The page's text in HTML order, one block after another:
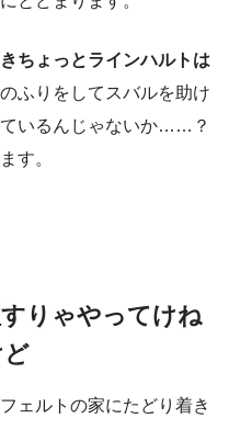
ちょっとラインハルトは
ふりをしてスバルを助け
いるんじゃないか……？
す。
りゃやってけね
ェルトの家にたどり着き